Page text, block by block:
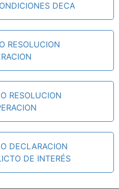
DECA
RESOLUCION
RESOLUCION
DECLARACION
DE INTERÉS